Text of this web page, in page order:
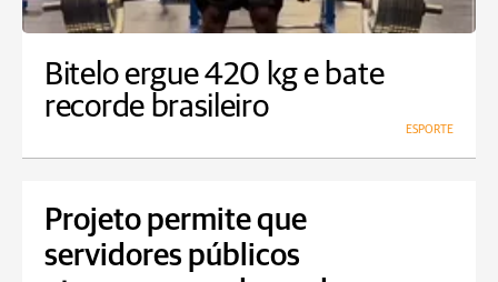
Bitelo ergue 420 kg e bate
recorde brasileiro
ESPORTE
Projeto permite que
servidores públicos